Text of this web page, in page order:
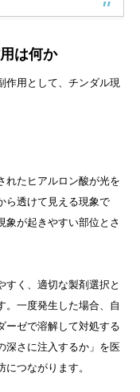
は何か
作用として、チンダル現
れたヒアルロン酸が光を
ら透けて見える現象で
象が起きやすい部位とさ
すく、適切な製剤選択と
。一度発生した場合、自
ーゼで溶解して対処する
深さに注入するか」を医
つながります。